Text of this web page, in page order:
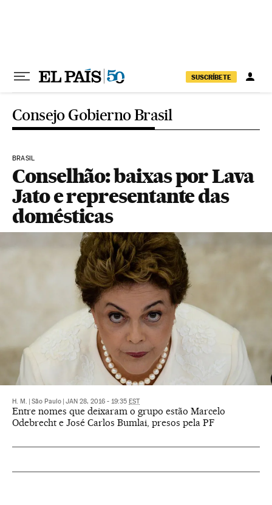
SUSCRÍBETE
Consejo Gobierno Brasil
BRASIL
Conselhão: baixas por Lava
Jato e representante das
domésticas
H. M. São Paulo JAN 28, 2016 - 19:35 EST
Entre nomes que deixaram o grupo estão Marcelo
Odebrecht e José Carlos Bumlai, presos pela PF